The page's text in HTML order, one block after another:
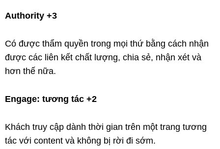
Authority +3
Có được thẩm quyền trong mọi thứ bằng cách nhận
được các liên kết chất lượng, chia sẻ, nhận xét và
hơn thế nữa.
Engage: tương tác +2
Khách truy cập dành thời gian trên một trang tương
tác với content và không bị rời đi sớm.